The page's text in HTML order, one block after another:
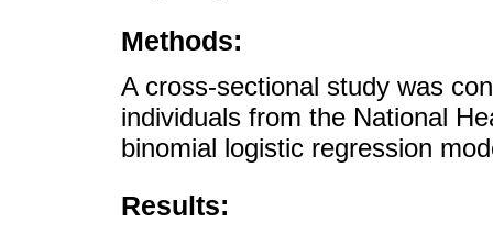
Methods:
A cross-sectional study was
individuals from the National
binomial logistic regression
Results: